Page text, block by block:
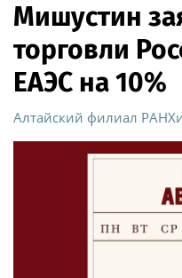
Мишустин
торговли
ЕАЭС на 10%
Алтайский филиал